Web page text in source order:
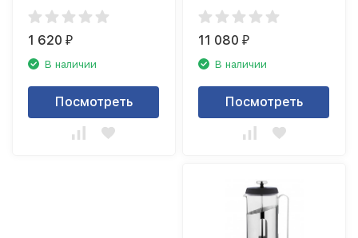
1 620₽
В наличии
Посмотреть
11 080₽
В наличии
Посмотреть